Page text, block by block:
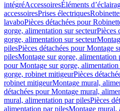
intégréAccessoiresÉléments
accessoiresPrises électriques
lavaboPièces détachées pour
gorge, alimentation sur secteurPièces
gorge, alimentation sur secteur
pilesPièces détachées pour Montage
pilesMontage sur gorge, alimentation
pour Montage sur gorge, alimentation
gorge, robinet mitigeurPièces
robinet mitigeurMontage mural,
détachées pour Montage mural,
mural, alimentation par pilesPièces
alimentation par pilesMontage mural,